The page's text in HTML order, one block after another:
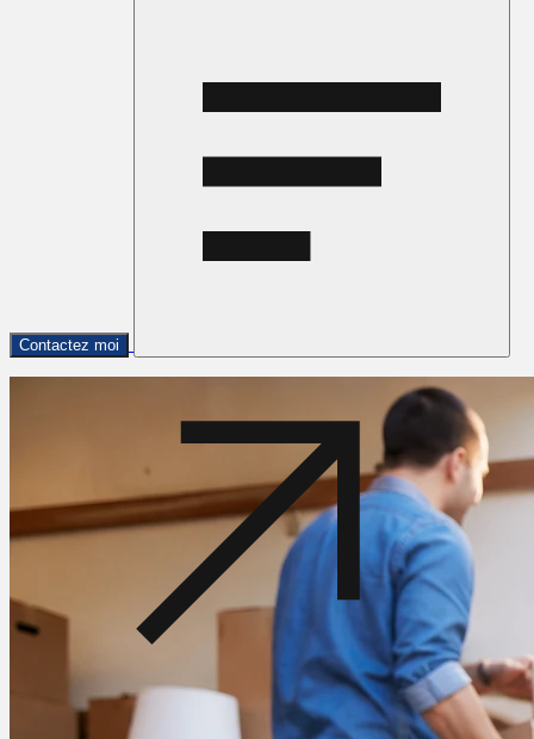
Contactez moi